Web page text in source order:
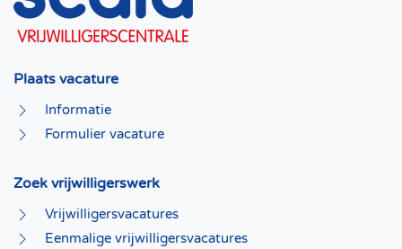
Plaats vacature
Informatie
Formulier vacature
Zoek vrijwilligerswerk
Vrijwilligersvacatures
Eenmalige vrijwilligersvacatures